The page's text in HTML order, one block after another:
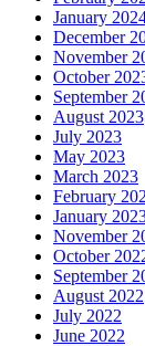
January
December
November
October
September
August 2023
July 2023
May 2023
March 2023
February
January
November
October
September
August 2022
July 2022
June 2022